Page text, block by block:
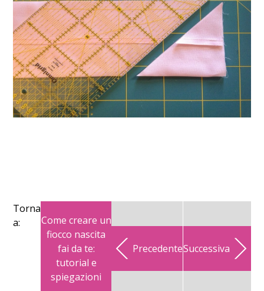
Torna
a:
Come creare un
fiocco nascita
fai da te:
tutorial e
spiegazioni
PrecedenteSuccessiva